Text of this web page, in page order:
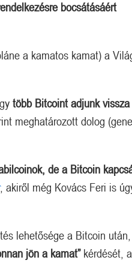
bocsátásáért
a kamatos kamat) a
több Bitcoint adjunk
meghatározott dolog
de a Bitcoin
, akiről még Kovács Feri is
lehetősége a Bitcoin
jön a kamat”kérdését,